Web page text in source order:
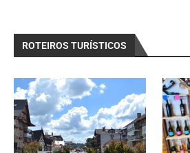
ROTEIROS TURÍSTICOS